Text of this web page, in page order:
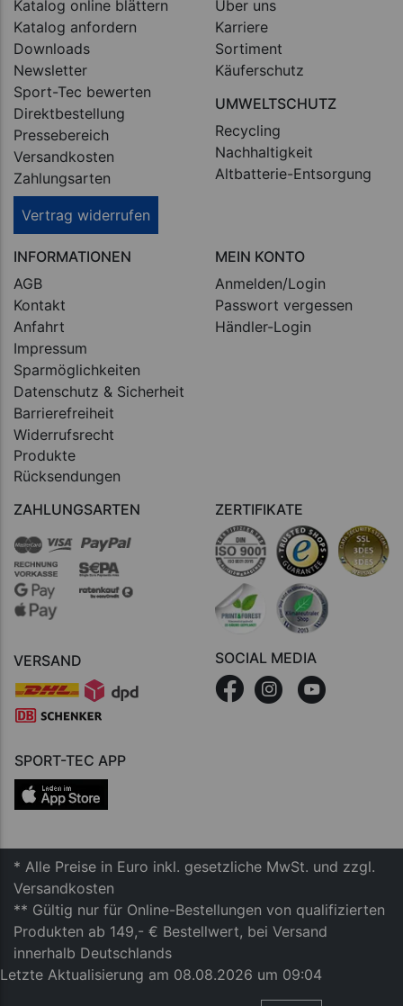
Katalog online blättern
Katalog anfordern
Downloads
Newsletter
Sport-Tec bewerten
Direktbestellung
Pressebereich
Versandkosten
Zahlungsarten
Vertrag widerrufen
Über uns
Karriere
Sortiment
Käuferschutz
UMWELTSCHUTZ
Recycling
Nachhaltigkeit
Altbatterie-Entsorgung
INFORMATIONEN
AGB
Kontakt
Anfahrt
Impressum
Sparmöglichkeiten
Datenschutz & Sicherheit
Barrierefreiheit
Widerrufsrecht
Produkte
Rücksendungen
MEIN KONTO
Anmelden/Login
Passwort vergessen
Händler-Login
ZAHLUNGSARTEN
VERSAND
ZERTIFIKATE
SOCIAL MEDIA
SPORT-TEC APP
* Alle Preise in Euro inkl. gesetzliche MwSt. und zzgl.
Versandkosten
** Gültig nur für Online-Bestellungen von qualifizierten
Produkten ab 149,- € Bestellwert, bei Versand
innerhalb Deutschlands
Letzte Aktualisierung am 08.08.2026 um 09:04